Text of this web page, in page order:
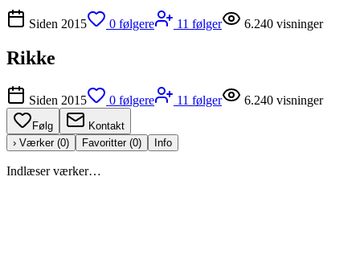
Siden 2015 0 følgere 11 følger 6.240 visninger
Rikke
Siden 2015 0 følgere 11 følger 6.240 visninger
Følg
Kontakt
› Værker (0) Favoritter (0) Info
Indlæser værker…